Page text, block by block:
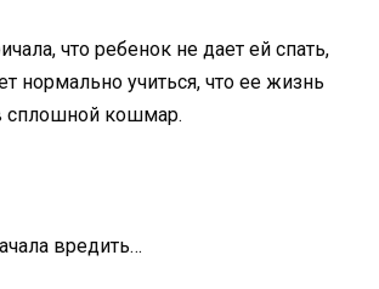
что ребенок не дает ей спать,
нормально учиться, что ее жизнь
сплошной кошмар.
вредить…